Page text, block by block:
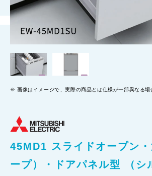
画像はイメージで、実際の商品とは仕様が一部異なる場
45MD1 スライドオープン・
ープ）・ドアパネル型 （